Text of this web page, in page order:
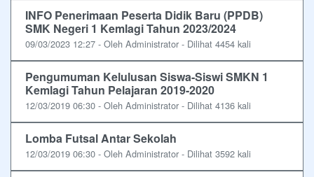
INFO Penerimaan Peserta Didik Baru (PPDB)
SMK Negeri 1 Kemlagi Tahun 2023/2024
09/03/2023 12:27 - Oleh Administrator - Dilihat 4454 kali
Pengumuman Kelulusan Siswa-Siswi SMKN 1
Kemlagi Tahun Pelajaran 2019-2020
12/03/2019 06:30 - Oleh Administrator - Dilihat 4136 kali
Lomba Futsal Antar Sekolah
12/03/2019 06:30 - Oleh Administrator - Dilihat 3592 kali